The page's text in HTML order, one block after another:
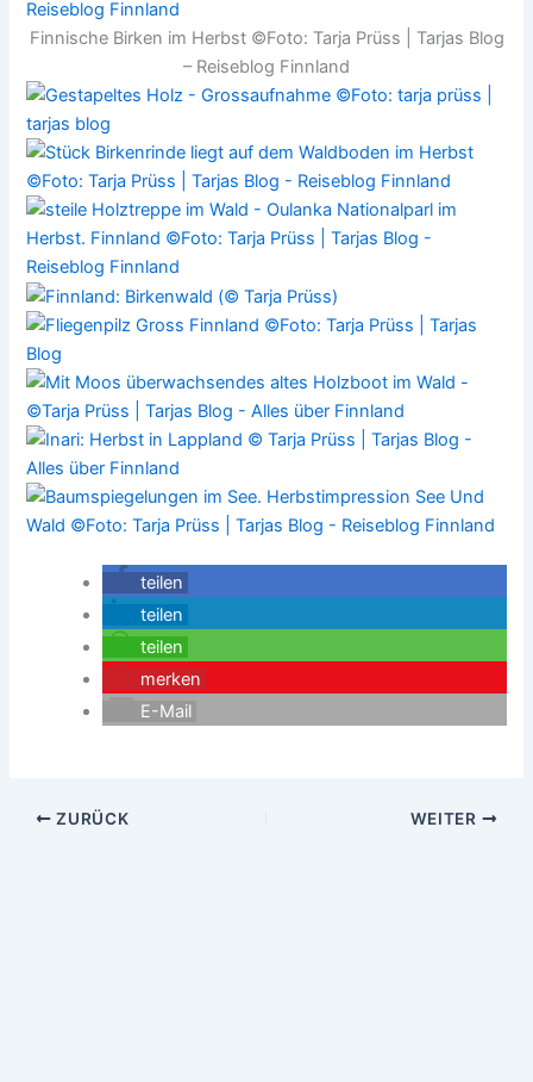
Finnische Birken im Herbst ©Foto: Tarja Prüss | Tarjas Blog
– Reiseblog Finnland
teilen
teilen
teilen
merken
E-Mail
ZURÜCK WEITER